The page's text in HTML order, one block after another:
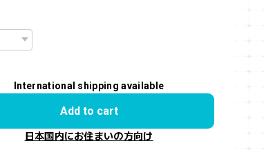
International shipping available
Add to cart
日本国内にお住まいの方向け